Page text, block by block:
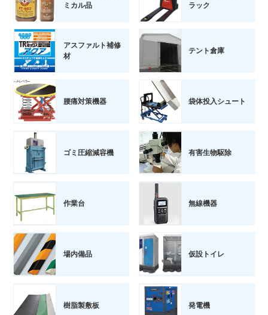
ミカル品
ラック
アスファルト補修
材
テント倉庫
腰痛対策機器 袋体投入シュート
ゴミ圧縮減容機 有害生物駆除
作業台 無線機器
場内備品 仮設トイレ
樹脂製敷板 発電機